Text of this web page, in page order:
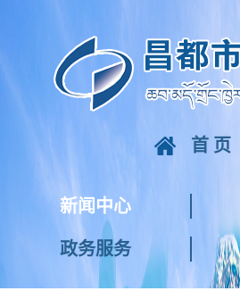
首页
新闻中心
政务服务